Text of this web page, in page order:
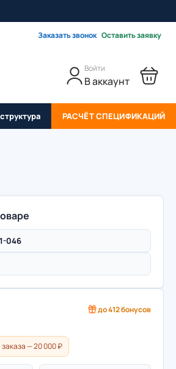
Заказать звонок Оставить заявку
Войти
В аккаунт
РАСЧЁТ СПЕЦИФИКАЦИЙ
046
до412бонусов
— 20 000 ₽